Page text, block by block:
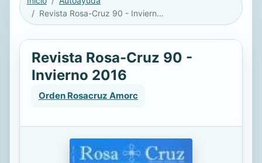
Revista Rosa-Cruz 90 - Invierno 2016
Revista Rosa-Cruz 90 -
Invierno 2016
Orden Rosacruz Amorc